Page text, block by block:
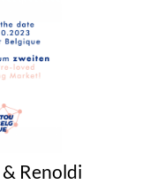
Renoldi